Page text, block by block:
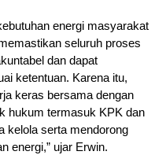
energi masyarakat
seluruh proses
dan dapat
ketentuan. Karena itu,
keras bersama dengan
hukum termasuk KPK dan
kelola serta mendorong
energi,” ujar Erwin.